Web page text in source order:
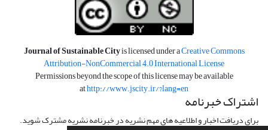
Journal of Sustainable Cityis licensed under aCreative Commons
Attribution-NonCommercial 4.0 International License
Permissions beyond the scope of this license may be available
athttp://www.jscity.ir/?lang=en
اشتراک خبرنامه
برای دریافت اخبار و اطلاعیه های مهم نشریه در خبرنامه نشریه مشترک شوید.